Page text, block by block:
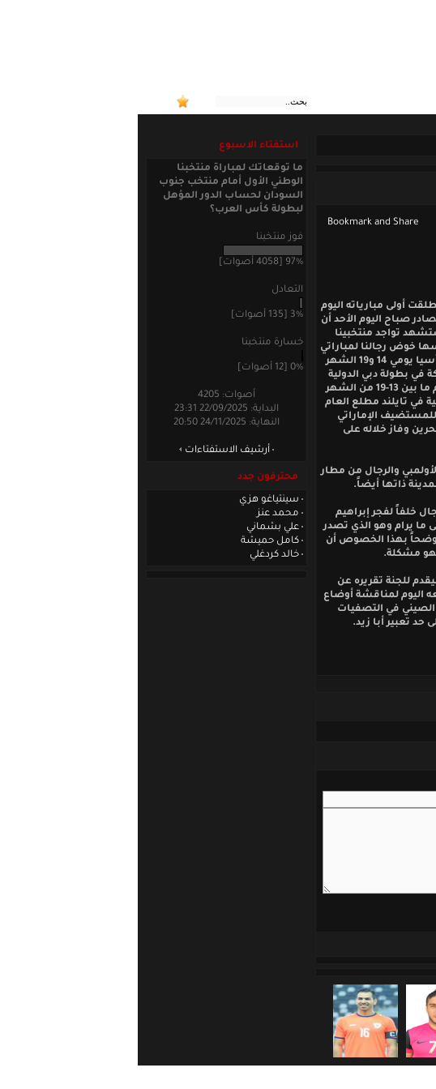
أولى مبارياته اليوم
صباح اليوم الأحد أن
الثاني القادم ستشهد تواجد منتخبينا
خوض رجالنا لمباراتي
الصين والفلبين في التصفيات المزدوجة المؤجلة لنهائيات كأس العالم وآسيا يومي 14 و19 الشهر
في بطولة دبي الدولية
للمنتخبات الأولمبية تحت 23 سنة التي يقيمها الاتحاد الإماراتي لكرة القدم ما بين 13-19 من الشهر
في تايلند مطلع العام
الإماراتي
وفاز خلاله على
والرجال من مطار
ذاتها أيضاً.
خلفاً لفجر إبراهيم
ما يرام وهو الذي تصدر
موضحاً بهذا الخصوص أن
مشكلة.
للجنة تقريره عن
اليوم لمناقشة أوضاع
الصيني في التصفيات
تعبير أبا زيد.
استفتاء الاسبوع
ما توقعاتك لمباراة منتخبنا
الوطني الأول أمام منتخب جنوب
السودان لحساب الدور المؤهل
لبطولة كأس العرب؟
فوز منتخبنا
97% [4058 أصوات]
التعادل
3% [135 أصوات]
خسارة منتخبنا
0% [12 أصوات]
أصوات: 4205
البداية: 22/09/2025 23:31
النهاية: 24/11/2025 20:50
أرشيف الاستفتاءات
محترفون جدد
سينتياغو هزي
محمد عنز
علي بشماني
كامل حميشة
خالد كردغلي